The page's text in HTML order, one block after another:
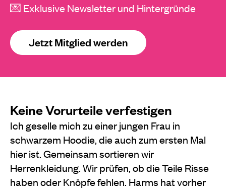
💌 Exklusive Newsletter und Hintergründe
Jetzt Mitglied werden
Keine Vorurteile verfestigen
Ich geselle mich zu einer jungen Frau in
schwarzem Hoodie, die auch zum ersten Mal
hier ist. Gemeinsam sortieren wir
Herrenkleidung. Wir prüfen, ob die Teile Risse
haben oder Knöpfe fehlen. Harms hat vorher